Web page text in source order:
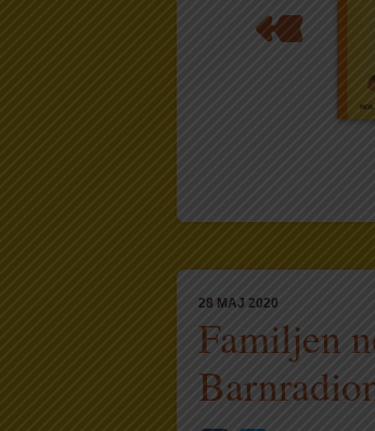
28 MAJ 2020
Familjen